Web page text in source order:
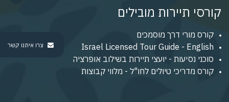
צרו איתנו קשר
קורסי תיירות מובילים
קורס מורי דרך מוסמכים
Israel Licensed Tour Guide - English
סוכני נסיעות - יועצי תיירות בשילוב אופרציה
קורס מדריכי טיולים לחו"ל - מלווי קבוצות